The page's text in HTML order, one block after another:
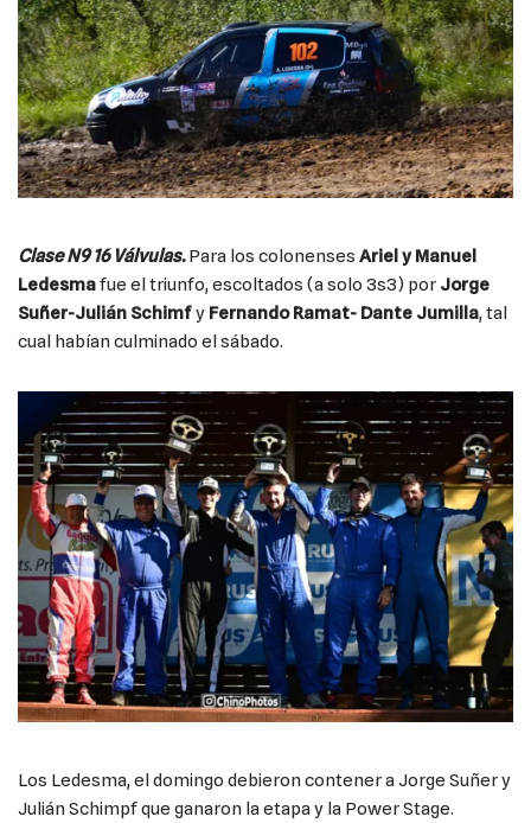
Clase N9 16 Válvulas.Para los colonenses Ariel y Manuel
Ledesmafue el triunfo, escoltados (a solo 3s3) por Jorge
Suñer-Julián Schimfy Fernando Ramat- Dante Jumilla, tal
cual habían culminado el sábado.
Los Ledesma, el domingo debieron contener a Jorge Suñer y
Julián Schimpf que ganaron la etapa y la Power Stage.